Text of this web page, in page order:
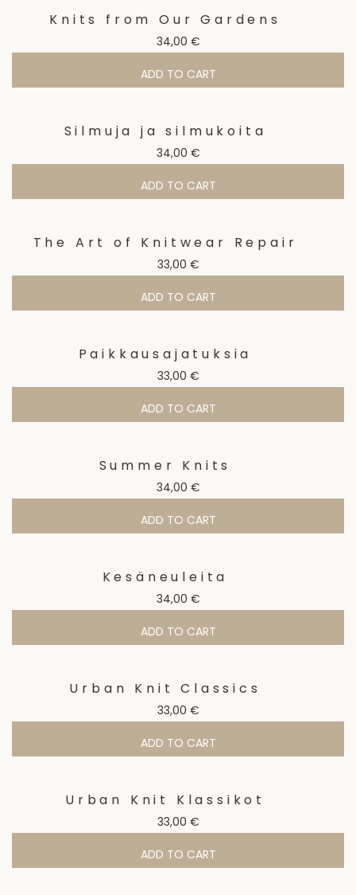
Knits from Our Gardens
34,00 €
ADD TO CART
Silmuja ja silmukoita
34,00 €
ADD TO CART
The Art of Knitwear Repair
33,00 €
ADD TO CART
Paikkausajatuksia
33,00 €
ADD TO CART
Summer Knits
34,00 €
ADD TO CART
Kesäneuleita
34,00 €
ADD TO CART
Urban Knit Classics
33,00 €
ADD TO CART
Urban Knit Klassikot
33,00 €
ADD TO CART